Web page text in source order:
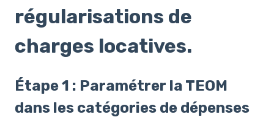
régularisations de
charges locatives.
Étape 1 : Paramétrer la TEOM
dans les catégories de dépenses